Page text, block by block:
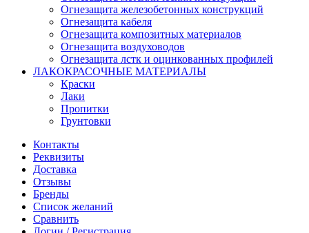
Огнезащита железобетонных конструкций
Огнезащита кабеля
Огнезащита композитных материалов
Огнезащита воздуховодов
Огнезащита лстк и оцинкованных профилей
ЛАКОКРАСОЧНЫЕ МАТЕРИАЛЫ
Краски
Лаки
Пропитки
Грунтовки
Контакты
Реквизиты
Доставка
Отзывы
Бренды
Список желаний
Сравнить